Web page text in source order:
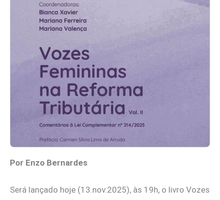
Por Enzo Bernardes
Será lançado hoje (13.nov.2025), às 19h, o livro Vozes